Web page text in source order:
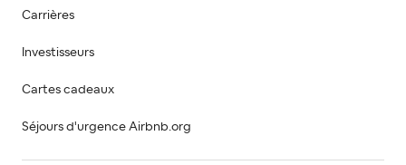
Carrières
Investisseurs
Cartes cadeaux
Séjours d'urgence Airbnb.org